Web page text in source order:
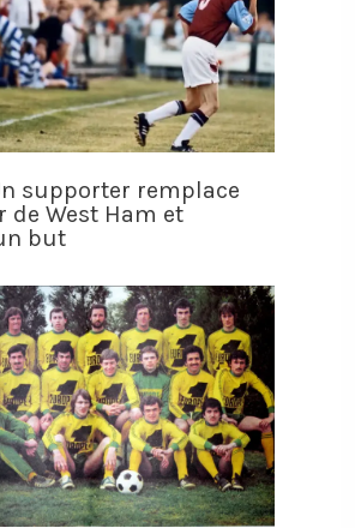
supporter remplace
de West Ham et
but